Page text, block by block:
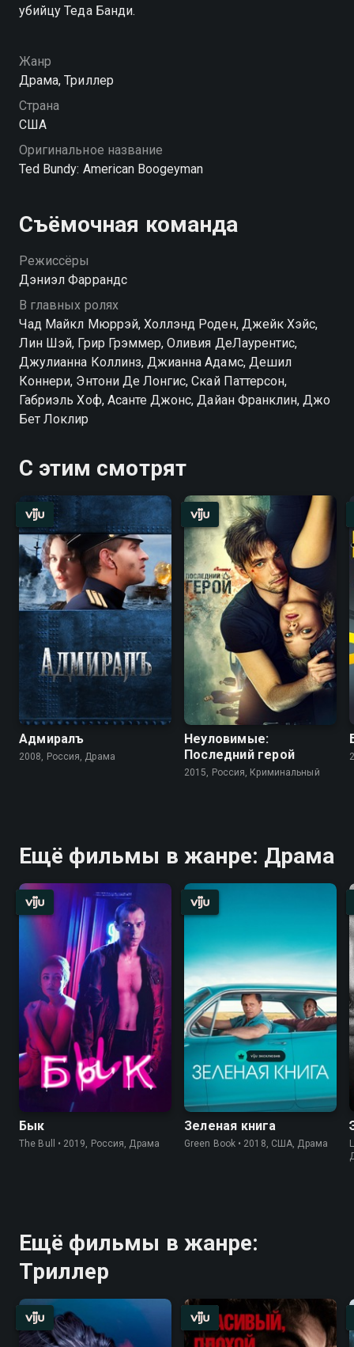
убийцу Теда Банди.
Жанр
Драма, Триллер
Страна
США
Оригинальное название
Ted Bundy: American Boogeyman
Съёмочная команда
Режиссёры
Дэниэл Фаррандс
В главных ролях
Чад Майкл Мюррэй, Холлэнд Роден, Джейк Хэйс,
Лин Шэй, Грир Грэммер, Оливия ДеЛаурентис,
Джулианна Коллинз, Джианна Адамс, Дешил
Коннери, Энтони Де Лонгис, Скай Паттерсон,
Габриэль Хоф, Асанте Джонс, Дайан Франклин, Джо
Бет Локлир
С этим смотрят
Адмиралъ
2008, Россия, Драма
Неуловимые:
Последний герой
2015, Россия, Криминальный
Ещё фильмы в жанре: Драма
Бык
The Bull • 2019, Россия, Драма
Зеленая книга
Green Book • 2018, США, Драма
Ещё фильмы в жанре:
Триллер